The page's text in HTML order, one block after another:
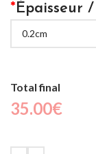
*Épaisseur
Total final
35.00€